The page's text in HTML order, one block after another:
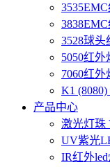
3528球头
5050红外
7060红外
K1
产品中心
激光灯珠
UV紫光
IR红外led